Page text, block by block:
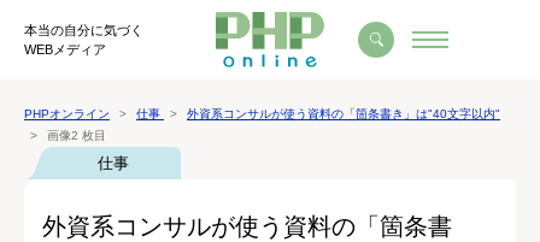
本当の自分に気づく
WEBメディア
PHPオンライン 仕事
外資系コンサルが使う資料の「箇条書き」は"40文字以内"
画像2 枚目
仕事
外資系コンサルが使う資料の「箇条書